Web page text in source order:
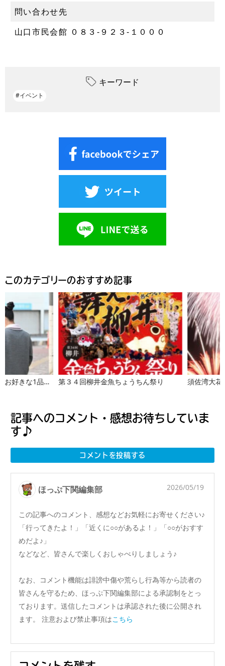
問い合わせ先
山口市民会館 ０８３‐９２３‐１０００
キーワード
#イベント
このカテゴリーのおすすめ記事
【下関市】￥180以上でお好きな1品プレゼント！1周年記念！美味しさ満載、ポジャンマチャさんの感謝祭。 第３４回柳井金魚ちょうちん祭り
記事へのコメント・感想お待ちしていま
す♪
コメントを投稿する
ほっぷ下関編集部 2026/05/19
この記事へのコメント、感想などお気軽にお寄せください♪
「行ってきたよ！」「近くに○○があるよ！」「○○がおすす
めだよ♪」
などなど、皆さんで楽しくおしゃべりしましょう♪
なお、コメント機能は誹謗中傷や荒らし行為等から読者の
皆さんを守るため、ほっぷ下関編集部による承認制をとっ
ております。送信したコメントは承認された後に公開され
ます。 注意および禁止事項はこちら